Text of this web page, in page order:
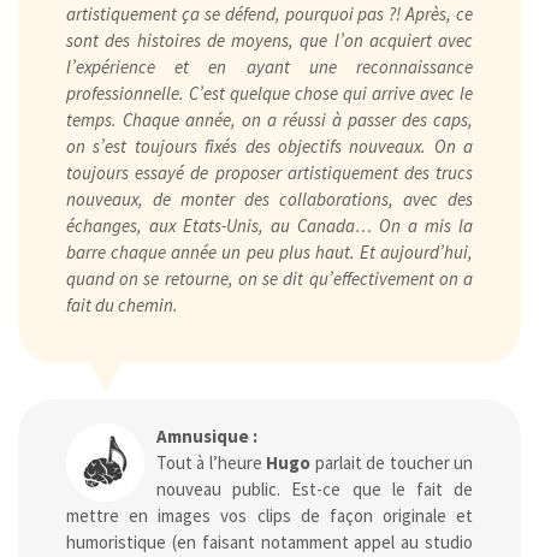
artistiquement ça se défend, pourquoi pas ?! Après, ce
sont des histoires de moyens, que l’on acquiert avec
l’expérience et en ayant une reconnaissance
professionnelle. C’est quelque chose qui arrive avec le
temps. Chaque année, on a réussi à passer des caps,
on s’est toujours fixés des objectifs nouveaux. On a
toujours essayé de proposer artistiquement des trucs
nouveaux, de monter des collaborations, avec des
échanges, aux Etats-Unis, au Canada… On a mis la
barre chaque année un peu plus haut. Et aujourd’hui,
quand on se retourne, on se dit qu’effectivement on a
fait du chemin.
Amnusique :
Tout à l’heure Hugo parlait de toucher un
nouveau public. Est-ce que le fait de
mettre en images vos clips de façon originale et
humoristique (en faisant notamment appel au studio